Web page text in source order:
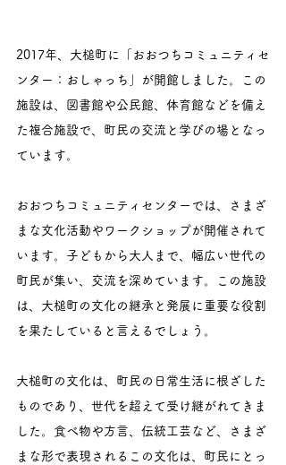
2017年、大槌町に「おおつちコミュニティセ
ンター：おしゃっち」が開館しました。この
施設は、図書館や公民館、体育館などを備え
た複合施設で、町民の交流と学びの場となっ
ています。
おおつちコミュニティセンターでは、さまざ
まな文化活動やワークショップが開催されて
います。子どもから大人まで、幅広い世代の
町民が集い、交流を深めています。この施設
は、大槌町の文化の継承と発展に重要な役割
を果たしていると言えるでしょう。
大槌町の文化は、町民の日常生活に根ざした
ものであり、世代を超えて受け継がれてきま
した。食べ物や方言、伝統工芸など、さまざ
まな形で表現されるこの文化は、町民にとっ